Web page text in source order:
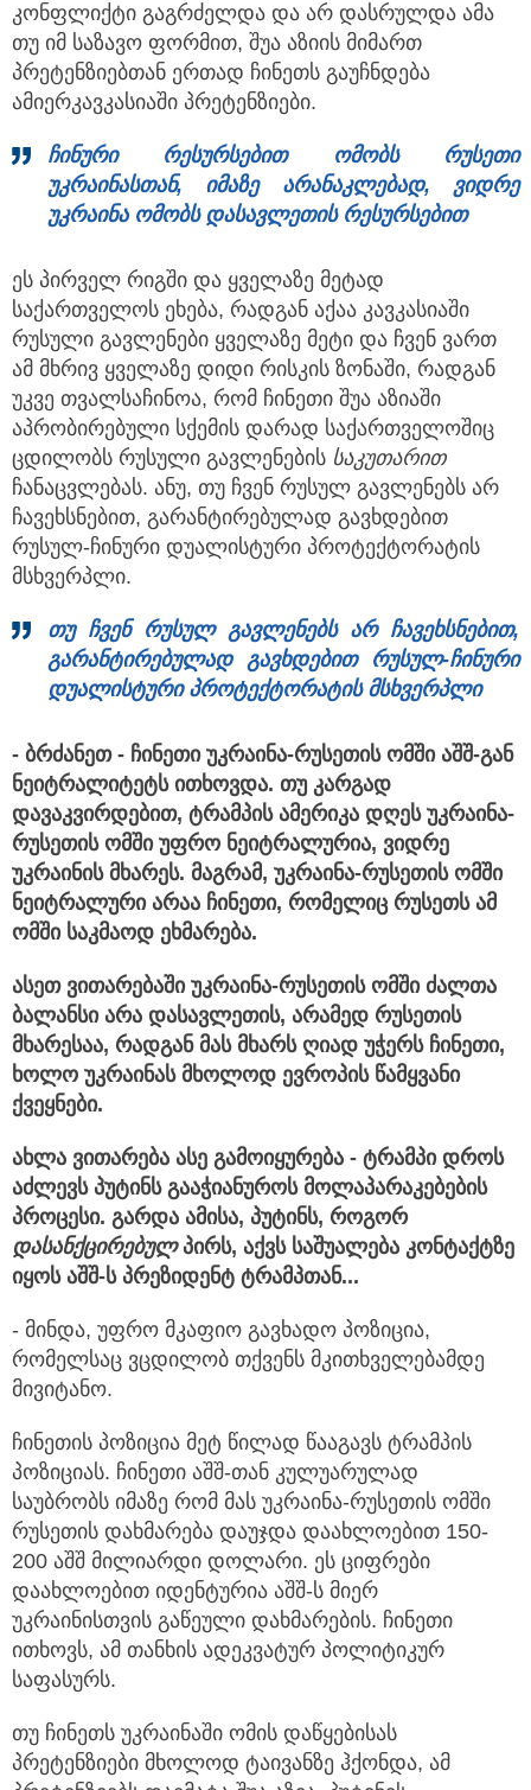
კონფლიქტი გაგრძელდა და არ დასრულდა ამა
თუ იმ საზავო ფორმით, შუა აზიის მიმართ
პრეტენზიებთან ერთად ჩინეთს გაუჩნდება
ამიერკავკასიაში პრეტენზიები.
ჩინური რესურსებით ომობს რუსეთი
უკრაინასთან, იმაზე არანაკლებად, ვიდრე
უკრაინა ომობს დასავლეთის რესურსებით
ეს პირველ რიგში და ყველაზე მეტად
საქართველოს ეხება, რადგან აქაა კავკასიაში
რუსული გავლენები ყველაზე მეტი და ჩვენ ვართ
ამ მხრივ ყველაზე დიდი რისკის ზონაში, რადგან
უკვე თვალსაჩინოა, რომ ჩინეთი შუა აზიაში
აპრობირებული სქემის დარად საქართველოშიც
ცდილობს რუსული გავლენების საკუთარით
ჩანაცვლებას. ანუ, თუ ჩვენ რუსულ გავლენებს არ
ჩავეხსნებით, გარანტირებულად გავხდებით
რუსულ-ჩინური დუალისტური პროტექტორატის
მსხვერპლი.
თუ ჩვენ რუსულ გავლენებს არ ჩავეხსნებით,
გარანტირებულად გავხდებით რუსულ-ჩინური
დუალისტური პროტექტორატის მსხვერპლი
- ბრძანეთ - ჩინეთი უკრაინა-რუსეთის ომში აშშ-გან
ნეიტრალიტეტს ითხოვდა. თუ კარგად
დავაკვირდებით, ტრამპის ამერიკა დღეს უკრაინა-
რუსეთის ომში უფრო ნეიტრალურია, ვიდრე
უკრაინის მხარეს. მაგრამ, უკრაინა-რუსეთის ომში
ნეიტრალური არაა ჩინეთი, რომელიც რუსეთს ამ
ომში საკმაოდ ეხმარება.
ასეთ ვითარებაში უკრაინა-რუსეთის ომში ძალთა
ბალანსი არა დასავლეთის, არამედ რუსეთის
მხარესაა, რადგან მას მხარს ღიად უჭერს ჩინეთი,
ხოლო უკრაინას მხოლოდ ევროპის წამყვანი
ქვეყნები.
ახლა ვითარება ასე გამოიყურება - ტრამპი დროს
აძლევს პუტინს გააჭიანუროს მოლაპარაკებების
პროცესი. გარდა ამისა, პუტინს, როგორ
დასანქცირებულპირს, აქვს საშუალება კონტაქტზე
იყოს აშშ-ს პრეზიდენტ ტრამპთან...
- მინდა, უფრო მკაფიო გავხადო პოზიცია,
რომელსაც ვცდილობ თქვენს მკითხველებამდე
მივიტანო.
ჩინეთის პოზიცია მეტ წილად წააგავს ტრამპის
პოზიციას. ჩინეთი აშშ-თან კულუარულად
საუბრობს იმაზე რომ მას უკრაინა-რუსეთის ომში
რუსეთის დახმარება დაუჯდა დაახლოებით 150-
200 აშშ მილიარდი დოლარი. ეს ციფრები
დაახლოებით იდენტურია აშშ-ს მიერ
უკრაინისთვის გაწეული დახმარების. ჩინეთი
ითხოვს, ამ თანხის ადეკვატურ პოლიტიკურ
საფასურს.
თუ ჩინეთს უკრაინაში ომის დაწყებისას
პრეტენზიები მხოლოდ ტაივანზე ჰქონდა, ამ